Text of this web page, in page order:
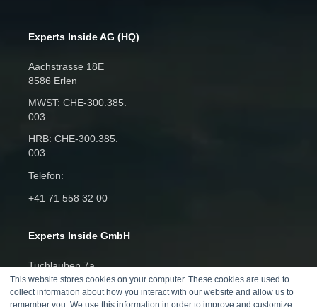
This website stores cookies on your computer. These cookies are used to
collect information about how you interact with our website and allow us to
remember you. We use this information in order to improve and customize
Experts Inside AG (HQ)
Aachstrasse 18E
8586 Erlen
MWST: CHE‑300.385.
003
HRB: CHE‑300.385.
003
Telefon:
+41 71 558 32 00
Experts Inside GmbH
Tuchlauben 7a
1010 Wien